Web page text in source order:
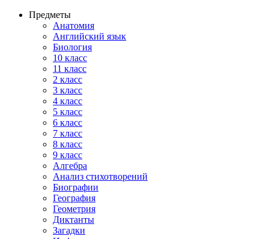
Предметы
Анатомия
Английский язык
Биология
10 класс
11 класс
2 класс
3 класс
4 класс
5 класс
6 класс
7 класс
8 класс
9 класс
Алгебра
Анализ стихотворений
Биографии
География
Геометрия
Диктанты
Загадки